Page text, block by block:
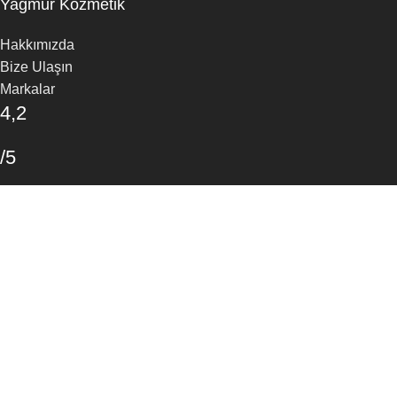
Yağmur Kozmetik
Hakkımızda
Bize Ulaşın
Markalar
4,2
/5